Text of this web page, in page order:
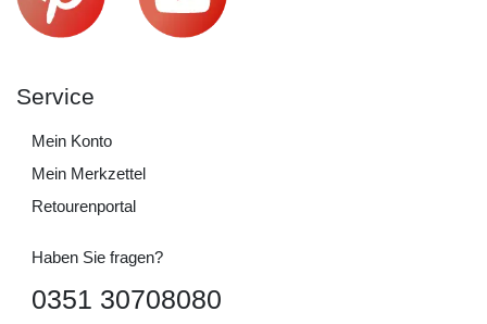
Service
Mein Konto
Mein Merkzettel
Retourenportal
Haben Sie fragen?
0351 30708080